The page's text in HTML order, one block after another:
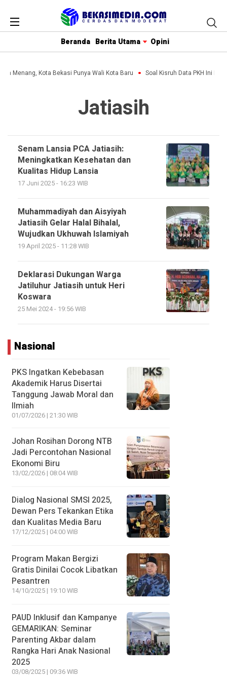
Beranda Berita Utama Opini
Menang, Kota Bekasi Punya Wali Kota Baru Soal Kisruh Data PKH Ini
Jatiasih
Senam Lansia PCA Jatiasih:
Meningkatkan Kesehatan dan
Kualitas Hidup Lansia
17 Juni 2025 - 16:23 WIB
Muhammadiyah dan Aisyiyah
Jatiasih Gelar Halal Bihalal,
Wujudkan Ukhuwah Islamiyah
19 April 2025 - 11:28 WIB
Deklarasi Dukungan Warga
Jatiluhur Jatiasih untuk Heri
Koswara
25 Mei 2024 - 19:56 WIB
Nasional
PKS Ingatkan Kebebasan
Akademik Harus Disertai
Tanggung Jawab Moral dan
Ilmiah
01/07/2026 | 21:30 WIB
Johan Rosihan Dorong NTB
Jadi Percontohan Nasional
Ekonomi Biru
13/02/2026 | 08:04 WIB
Dialog Nasional SMSI 2025,
Dewan Pers Tekankan Etika
dan Kualitas Media Baru
17/12/2025 | 04:00 WIB
Program Makan Bergizi
Gratis Dinilai Cocok Libatkan
Pesantren
14/10/2025 | 19:10 WIB
PAUD Inklusif dan Kampanye
GEMARIKAN: Seminar
Parenting Akbar dalam
Rangka Hari Anak Nasional
2025
03/08/2025 | 09:36 WIB